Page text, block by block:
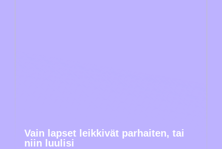
Vain lapset leikkivät parhaiten, tai
niin luulisi